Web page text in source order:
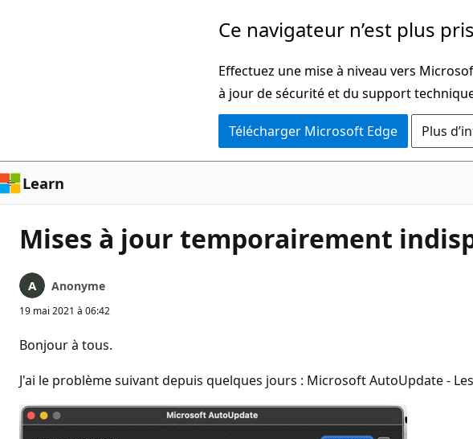
Ce navigateur n’est plus
Effectuez une mise à niveau vers
à jour de sécurité et du support
Télécharger Microsoft Edge Plus
Learn
Mises à jour temporairement
Anonyme
19 mai 2021 à 06:42
Bonjour à tous.
J'ai le problème suivant depuis quelques jours : Microsoft AutoUpdate -